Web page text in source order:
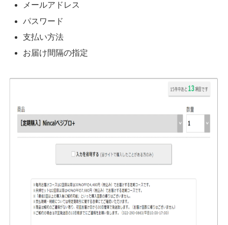
メールアドレス
パスワード
支払い方法
お届け間隔の指定